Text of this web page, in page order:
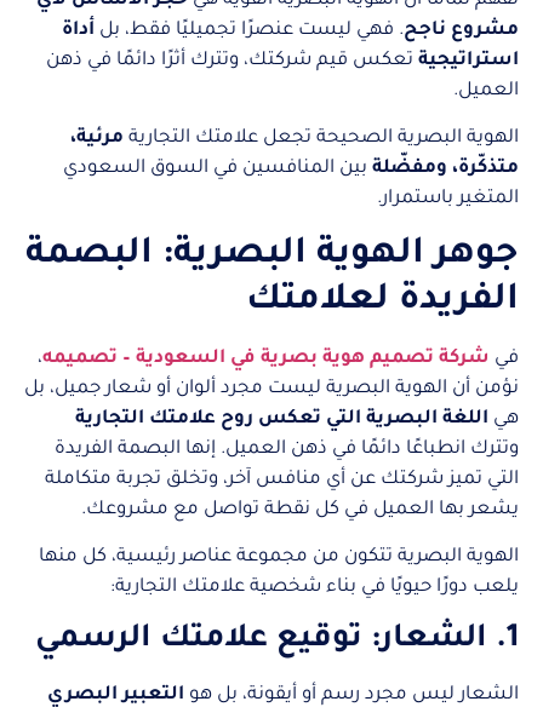
مشروع ناجح. فهي ليست عنصرًا تجميليًا فقط، بل أداة
استراتيجية تعكس قيم شركتك، وتترك أثرًا دائمًا في ذهن
العميل.
الهوية البصرية الصحيحة تجعل علامتك التجارية مرئية،
متذكّرة، ومفضّلة بين المنافسين في السوق السعودي
المتغير باستمرار.
جوهر الهوية البصرية: البصمة
الفريدة لعلامتك
في شركة تصميم هوية بصرية في السعودية – تصميمه،
نؤمن أن الهوية البصرية ليست مجرد ألوان أو شعار جميل، بل
هي اللغة البصرية التي تعكس روح علامتك التجارية
وتترك انطباعًا دائمًا في ذهن العميل. إنها البصمة الفريدة
التي تميز شركتك عن أي منافس آخر، وتخلق تجربة متكاملة
يشعر بها العميل في كل نقطة تواصل مع مشروعك.
الهوية البصرية تتكون من مجموعة عناصر رئيسية، كل منها
يلعب دورًا حيويًا في بناء شخصية علامتك التجارية:
1. الشعار: توقيع علامتك الرسمي
الشعار ليس مجرد رسم أو أيقونة، بل هو التعبير البصري